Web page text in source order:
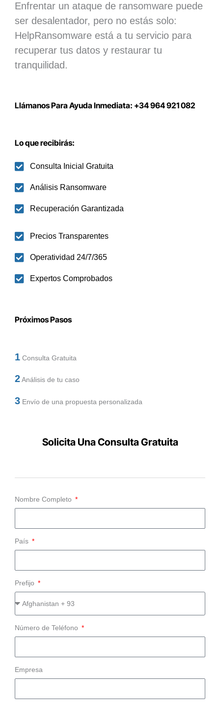
Enfrentar un ataque de ransomware puede
ser desalentador, pero no estás solo:
HelpRansomware está a tu servicio para
recuperar tus datos y restaurar tu
tranquilidad.
Llámanos Para Ayuda Inmediata: +34 964 921 082
Lo que recibirás:
Consulta Inicial Gratuita
Análisis Ransomware
Recuperación Garantizada
Precios Transparentes
Operatividad 24/7/365
Expertos Comprobados
Próximos Pasos
1 Consulta Gratuita
2Análisis de tu caso
3 Envío de una propuesta personalizada
Solicita Una Consulta Gratuita
Nombre Completo
País
Prefijo
Número de Teléfono
Empresa